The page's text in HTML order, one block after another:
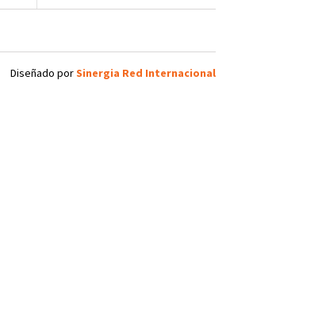
Diseñado porSinergia Red Internacional